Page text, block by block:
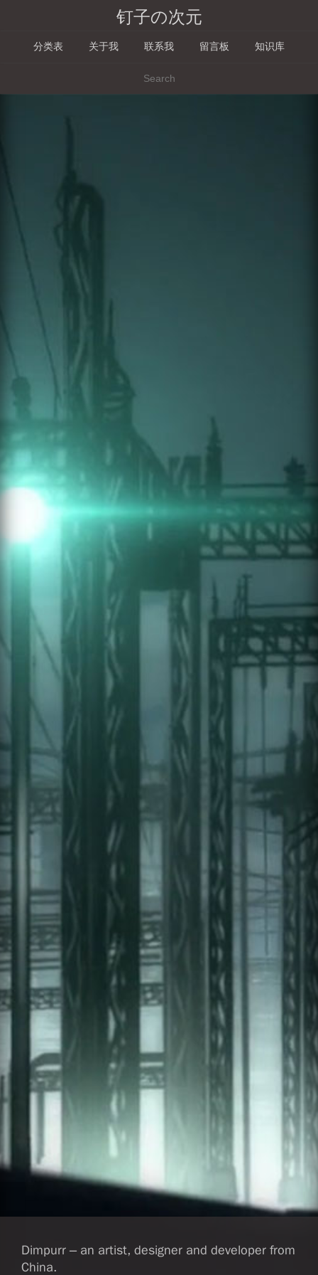
钉子の次元
分类表 关于我 联系我 留言板 知识库
Dimpurr – an artist, designer and developer from
China.